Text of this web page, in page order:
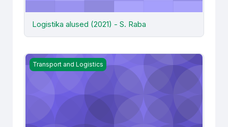
Logistika alused (2021) - S. Raba
Logistika info- ja kommunikatsioonisüsteemid - H.
Transport and Logistics